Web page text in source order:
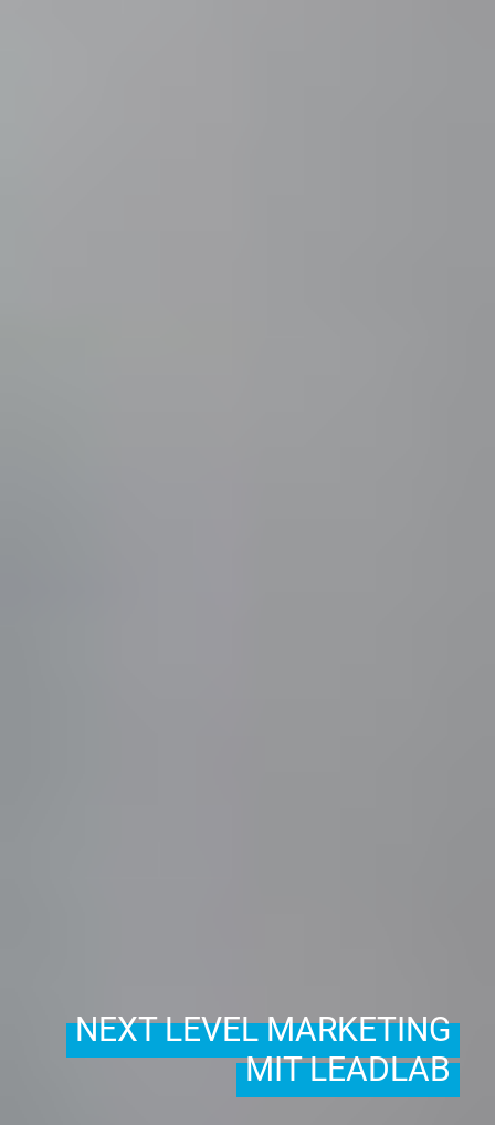
NEXT LEVEL MARKETING
MIT LEADLAB